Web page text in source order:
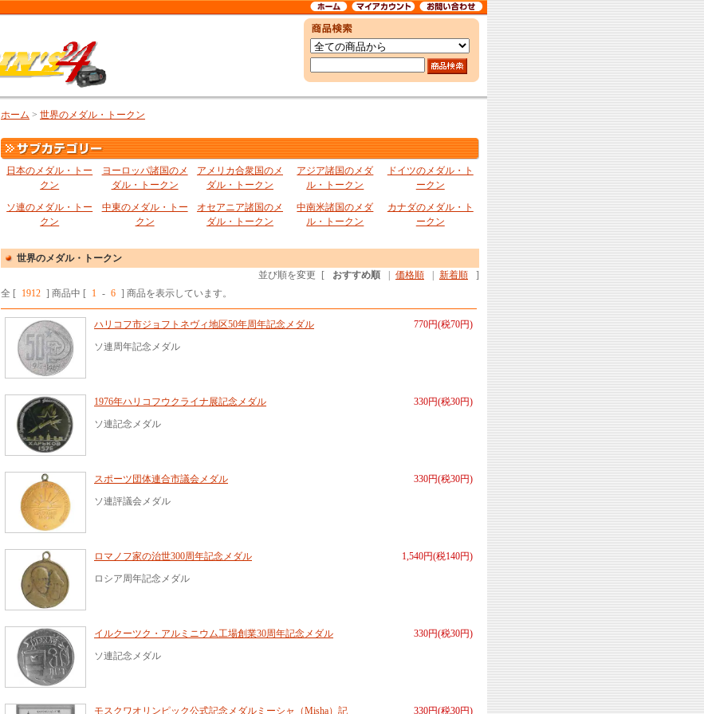
ホーム > 世界のメダル・トークン
日本のメダル・トー
クン
ヨーロッパ諸国のメ
ダル・トークン
アメリカ合衆国のメ
ダル・トークン
アジア諸国のメダ
ル・トークン
ドイツのメダル・ト
ークン
ソ連のメダル・トー
クン
中東のメダル・トー
クン
オセアニア諸国のメ
ダル・トークン
中南米諸国のメダ
ル・トークン
カナダのメダル・ト
ークン
世界のメダル・トークン
並び順を変更
[ おすすめ順 価格順 新着順
]
全 [ 1912 ] 商品中 [ 1 - 6 ] 商品を表示しています。
770円(税70円)
ハリコフ市ジョフトネヴィ地区50年周年記念メダル
ソ連周年記念メダル
330円(税30円)
1976年ハリコフウクライナ展記念メダル
ソ連記念メダル
330円(税30円)
スポーツ団体連合市議会メダル
ソ連評議会メダル
1,540円(税140円)
ロマノフ家の治世300周年記念メダル
ロシア周年記念メダル
330円(税30円)
イルクーツク・アルミニウム工場創業30周年記念メダル
ソ連記念メダル
330円(税30円)
モスクワオリンピック公式記念メダルミーシャ（Misha）記